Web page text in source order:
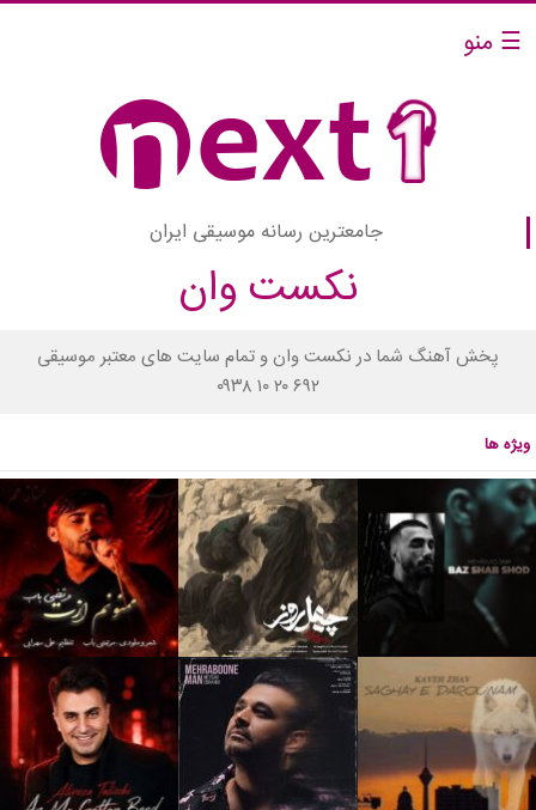
☰ منو
جامعترین رسانه موسیقی ایران
نکست وان
پخش آهنگ شما در نکست وان و تمام سایت های معتبر موسیقی
۰۹۳۸ ۱۰ ۲۰ ۶۹۲
ویژه ها